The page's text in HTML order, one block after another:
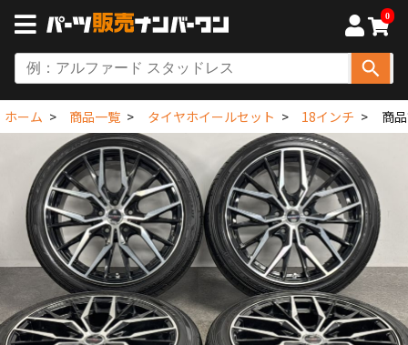
0
ホーム 商品一覧 タイヤホイールセット 18インチ 商